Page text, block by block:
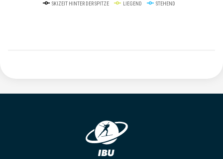
SKIZEIT HINTER DER SPITZE LIEGEND STEHEND